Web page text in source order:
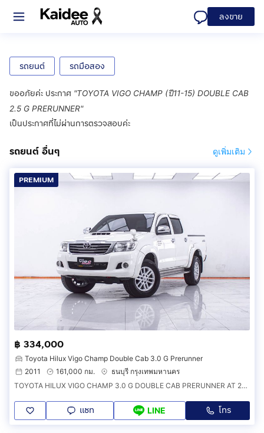
ลงขาย
รถยนต์ รถมือสอง
ขออภัยค่ะ ประกาศ "TOYOTA VIGO CHAMP (ปี11-15) DOUBLE CAB
2.5 G PRERUNNER"
เป็นประกาศที่ไม่ผ่านการตรวจสอบค่ะ
รถยนต์ อื่นๆ ดูเพิ่มเติม
PREMIUM
฿ 334,000
Toyota Hilux Vigo Champ Double Cab 3.0 G Prerunner
2011
161,000 กม.
ธนบุรี กรุงเทพมหานคร
TOYOTA HILUX VIGO CHAMP 3.0 G DOUBLE CAB PRERUNNER AT 2011 ออกรถ 0 บาท จัดได้ 354,000 บ. รหัสรถ 1F663
แชท LINE โทร